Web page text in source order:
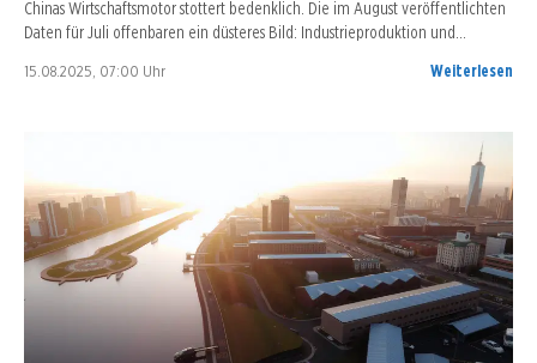
Chinas Wirtschaftsmotor stottert bedenklich. Die im August veröffentlichten
Daten für Juli offenbaren ein düsteres Bild: Industrieproduktion und…
15.08.2025, 07:00 Uhr Weiterlesen